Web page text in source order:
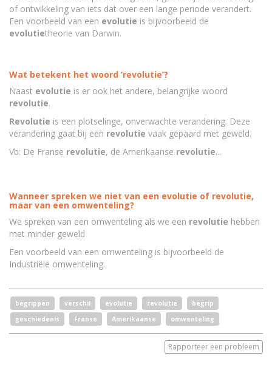
of ontwikkeling van iets dat over een lange periode verandert.
Een voorbeeld van een evolutie is bijvoorbeeld de
evolutietheorie van Darwin.
Wat betekent het woord ‘revolutie’?
Naast evolutie is er ook het andere, belangrijke woord
revolutie.
Revolutie is een plotselinge, onverwachte verandering. Deze
verandering gaat bij een revolutie vaak gepaard met geweld.
Vb: De Franse revolutie, de Amerikaanse revolutie...
Wanneer spreken we niet van een evolutie of revolutie,
maar van een omwenteling?
We spreken van een omwenteling als we een revolutie hebben
met minder geweld
Een voorbeeld van een omwenteling is bijvoorbeeld de
Industriële omwenteling.
begrippen verschil evolutie revolutie
begrip
geschiedenis
Franse Amerikaanse omwenteling
Rapporteer een probleem